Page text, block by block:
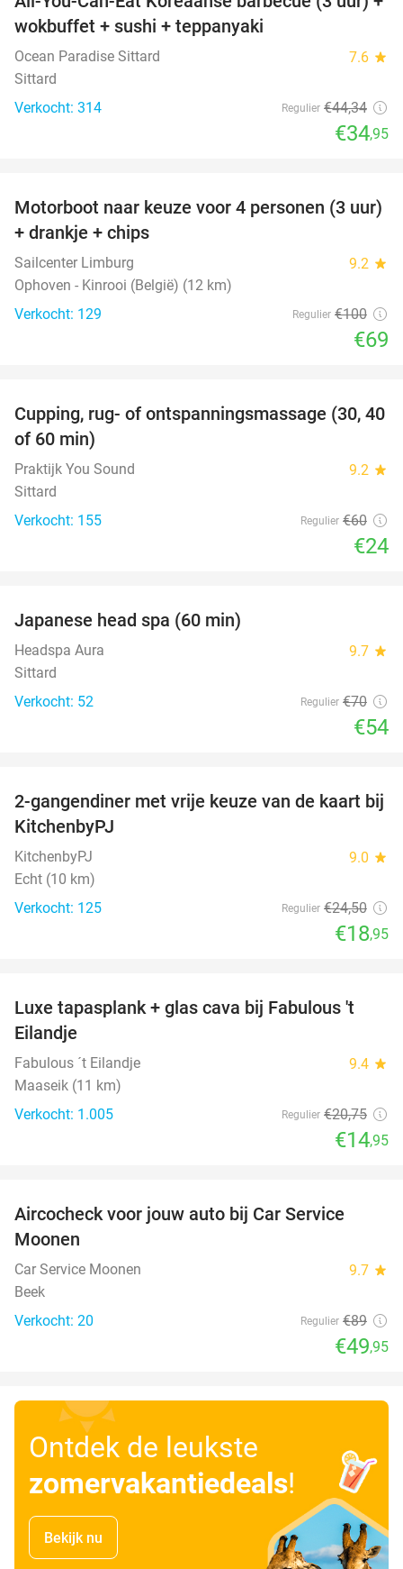
21%
wokbuffet + sushi + teppanyaki
Ocean Paradise Sittard 7.6 star
Sittard
Verkocht: 314
Regulier €44,34
€34,95
31%
Motorboot naar keuze voor 4 personen (3 uur)
+ drankje + chips
Sailcenter Limburg 9.2 star
Ophoven - Kinrooi (België) (12 km)
Verkocht: 129
Regulier €100
€69
60%
Cupping, rug- of ontspanningsmassage (30, 40
of 60 min)
Praktijk You Sound 9.2 star
Sittard
Verkocht: 155
Regulier €60
€24
Japanese head spa (60 min)
Headspa Aura 9.7 star
Sittard
Verkocht: 52
Regulier €70
€54
23%
2-gangendiner met vrije keuze van de kaart bij
KitchenbyPJ
KitchenbyPJ 9.0 star
Echt (10 km)
Verkocht: 125
Regulier €24,50
€18,95
28%
Luxe tapasplank + glas cava bij Fabulous 't
Eilandje
Fabulous ´t Eilandje 9.4 star
Maaseik (11 km)
Verkocht: 1.005
Regulier €20,75
€14,95
Aircocheck voor jouw auto bij Car Service
Moonen
Car Service Moonen 9.7 star
Beek
Verkocht: 20
Regulier €89
€49,95
Ontdek de leukste
zomervakantiedeals!
Bekijk nu